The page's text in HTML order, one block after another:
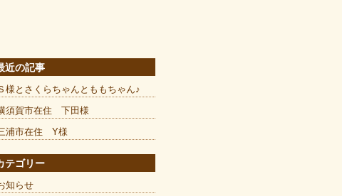
近の記事
様とさくらちゃんとももちゃん♪
須賀市在住 下田様
浦市在住 Y様
テゴリー
知らせ